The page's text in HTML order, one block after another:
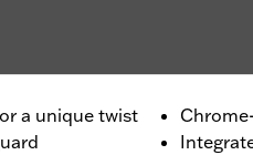
a unique twist